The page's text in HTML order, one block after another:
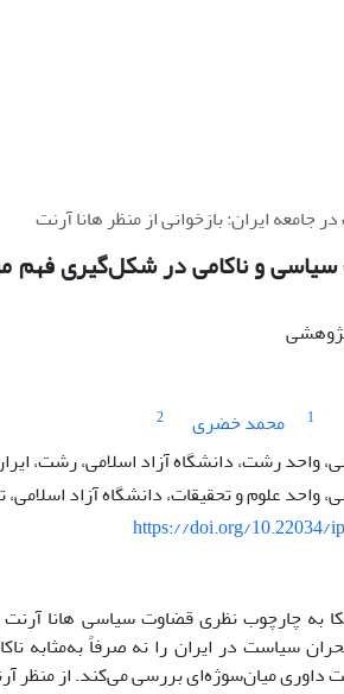
ایران: بازخوانی از منظر هانا آرنت
و ناکامی در شکل‌گیری فهم
1 محمد خضری
2
واحد رشت، دانشگاه آزاد اسلامی، رشت،
واحد علوم و تحقیقات، دانشگاه آزاد اسلامی،
https://doi.org/10.22034/
به چارچوب نظری قضاوت سیاسی هانا
بحران سیاست در ایران را نه صرفاً
داوری میان‌سوژه‌ای بررسی می‌کند. از منظر